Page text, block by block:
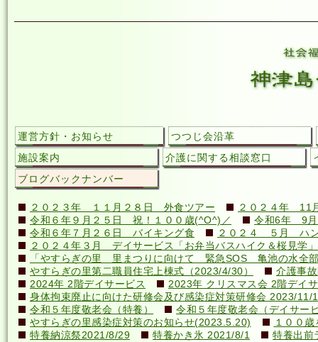
運営方針・お知らせ
つつじ会沿革
施設案内
介護に関する相談窓口
ブログバックナンバー
２０２３年 １１月２８日 外食ツアー
２０２４年 11
令和６年９月２５日 祝！１００歳(^O^)／
令和6年 9
令和６年７月２６日 バイキング食
２０２４ ５月 ハ
２０２４年３月 デイサービス「お弁当バスハイク＆桜見学」
「やすらぎの里 里まつりに向けて 緊急SOS 亀池の水全
やすらぎの里第二職員住宅上棟式（2023/4/30）
介護事
2024年 2階デイサービス
2023年 クリスマス会 2階デイ
身体拘束廃止に向けた研修会及び感染症対策研修会 2023/11/
令和５年度敬老会（特養）
令和５年度敬老会（デイサー
やすらぎの里感染症対策のお知らせ(2023.5.20)
１００
特養納涼祭2021/8/29
特養かき氷 2021/8/1
特養出前